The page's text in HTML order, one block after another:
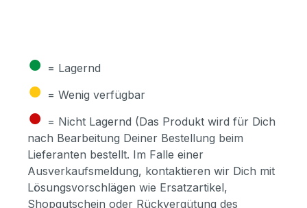
● = Lagernd
● = Wenig verfügbar
● = Nicht Lagernd (Das Produkt wird für Dich
nach Bearbeitung Deiner Bestellung beim
Lieferanten bestellt. Im Falle einer
Ausverkaufsmeldung, kontaktieren wir Dich mit
Lösungsvorschlägen wie Ersatzartikel,
Shopgutschein oder Rückvergütung des